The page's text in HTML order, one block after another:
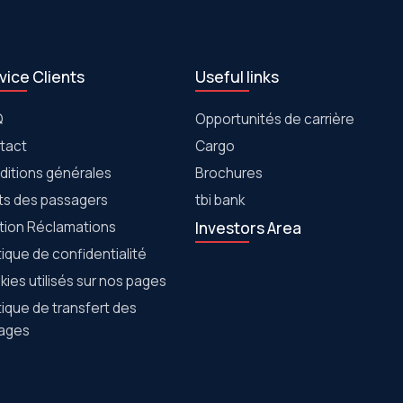
Clients
générales
des passagers
Réclamations
de confidentialité
utilisés sur nos pages
de transfert des
Useful links
Opportunités de carrière
Cargo
Brochures
tbi bank
Investors Area